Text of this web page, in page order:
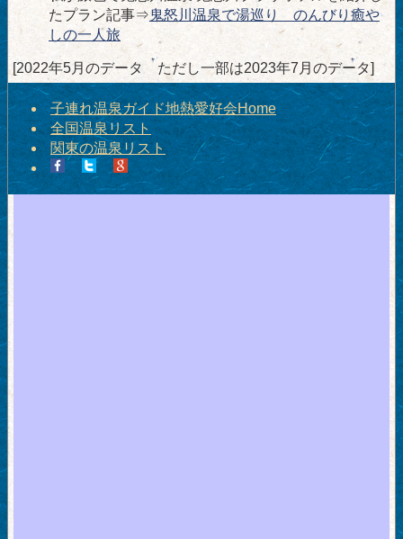
たプラン記事⇒鬼怒川温泉で湯巡り のんびり癒や
しの一人旅
[2022年5月のデータ ただし一部は2023年7月のデータ]
子連れ温泉ガイド地熱愛好会Home
全国温泉リスト
関東の温泉リスト